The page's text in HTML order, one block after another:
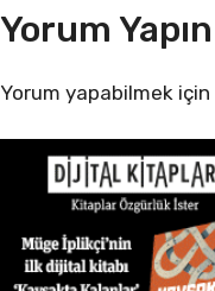
Yorum Yapın
Yorum yapabilmek için